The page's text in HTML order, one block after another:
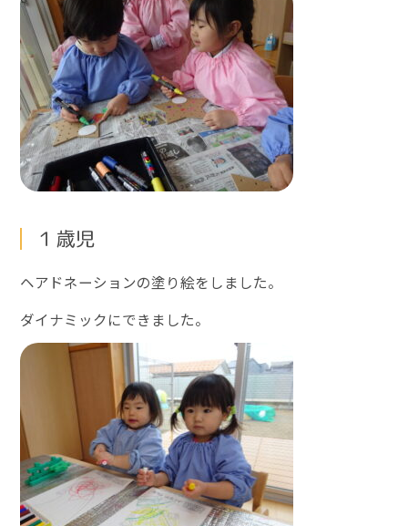
１歳児
ヘアドネーションの塗り絵をしました。
ダイナミックにできました。